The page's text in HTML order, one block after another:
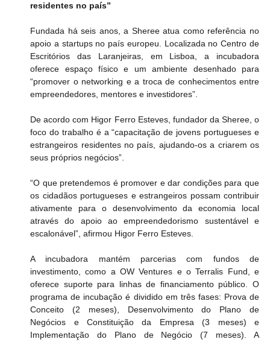
residentes no país”
Fundada há seis anos, a Sheree atua como referência no
apoio a startups no país europeu. Localizada no Centro de
Escritórios das Laranjeiras, em Lisboa, a incubadora
oferece espaço físico e um ambiente desenhado para
“promover o networking e a troca de conhecimentos entre
empreendedores, mentores e investidores”.
De acordo com Higor Ferro Esteves, fundador da Sheree, o
foco do trabalho é a “capacitação de jovens portugueses e
estrangeiros residentes no país, ajudando-os a criarem os
seus próprios negócios”.
“O que pretendemos é promover e dar condições para que
os cidadãos portugueses e estrangeiros possam contribuir
ativamente para o desenvolvimento da economia local
através do apoio ao empreendedorismo sustentável e
escalonável”, afirmou Higor Ferro Esteves.
A incubadora mantém parcerias com fundos de
investimento, como a OW Ventures e o Terralis Fund, e
oferece suporte para linhas de financiamento público. O
programa de incubação é dividido em três fases: Prova de
Conceito (2 meses), Desenvolvimento do Plano de
Negócios e Constituição da Empresa (3 meses) e
Implementação do Plano de Negócio (7 meses). A